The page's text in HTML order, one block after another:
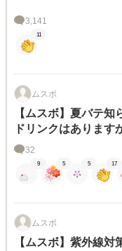
3,141
11
ムスボ
【ムスボ】夏バテ
ドリンクはあります
32
9 5 5 17
ムスボ
【ムスボ】紫外線対